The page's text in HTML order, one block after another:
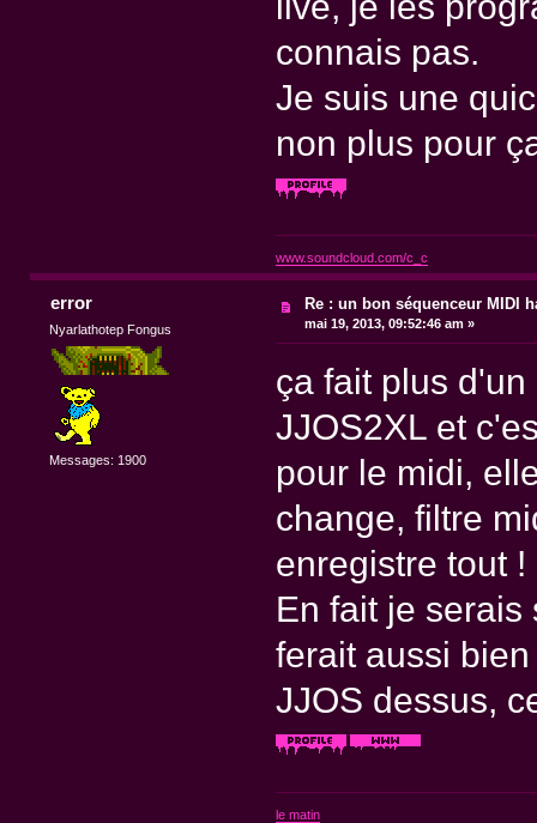
connais pas.
Je suis une
non plus pour
www.soundcloud.com/c_c
error
Nyarlathotep Fongus
Messages: 1900
Re : un bon séquenceur MIDI
mai 19, 2013, 09:52:46 am »
ça fait plus
JJOS2XL et
pour le midi,
change, filtre
enregistre tout !
En fait je
ferait aussi
JJOS dessus,
le matin